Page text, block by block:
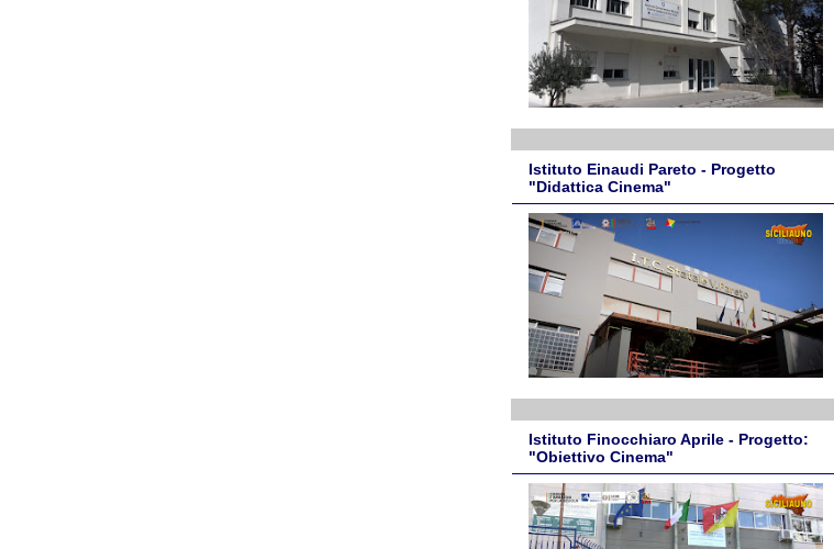
Istituto Einaudi Pareto - Progetto
"Didattica Cinema"
Istituto Finocchiaro Aprile - Progetto:
"Obiettivo Cinema"